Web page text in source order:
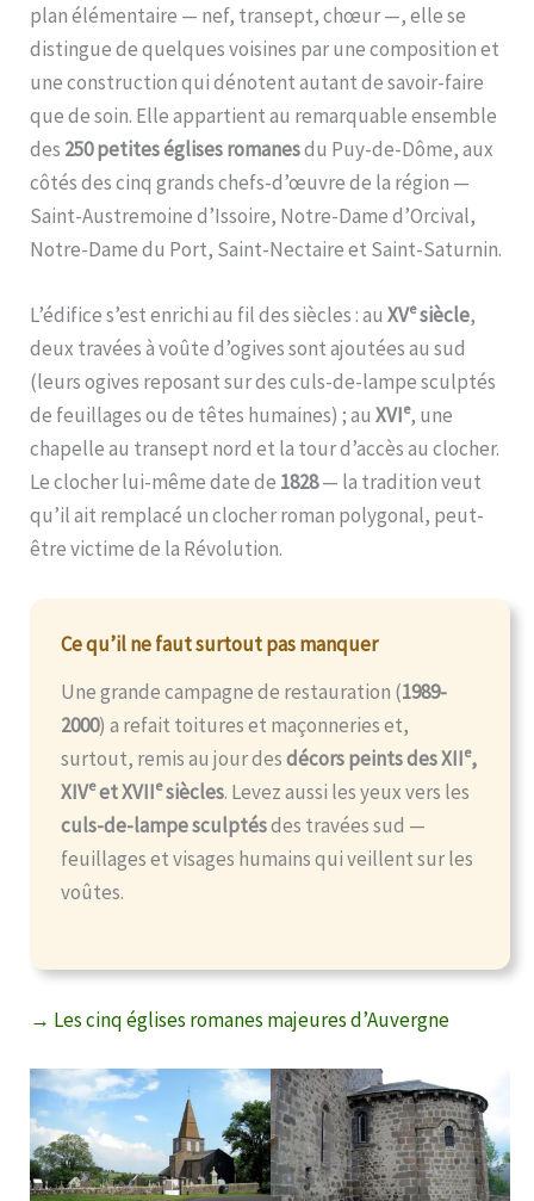
plan élémentaire — nef, transept, chœur —, elle se
distingue de quelques voisines par une composition et
une construction qui dénotent autant de savoir-faire
que de soin. Elle appartient au remarquable ensemble
des 250 petites églises romanesdu Puy-de-Dôme, aux
côtés des cinq grands chefs-d’œuvre de la région —
Saint-Austremoine d’Issoire, Notre-Dame d’Orcival,
Notre-Dame du Port, Saint-Nectaire et Saint-Saturnin.
L’édifice s’est enrichi au fil des siècles : au XVesiècle,
deux travées à voûte d’ogives sont ajoutées au sud
(leurs ogives reposant sur des culs-de-lampe sculptés
de feuillages ou de têtes humaines) ; au XVIe, une
chapelle au transept nord et la tour d’accès au clocher.
Le clocher lui-même date de 1828— la tradition veut
qu’il ait remplacé un clocher roman polygonal, peut-
être victime de la Révolution.
Ce qu’il ne faut surtout pas manquer
Une grande campagne de restauration (1989-
2000) a refait toitures et maçonneries et,
surtout, remis au jour desdécors peints des XIIe,
XIVeet XVIIesiècles. Levez aussi les yeux vers les
culs-de-lampe sculptésdes travées sud —
feuillages et visages humains qui veillent sur les
voûtes.
→ Les cinq églises romanes majeures d’Auvergne